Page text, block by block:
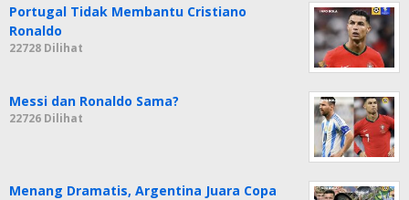
Portugal Tidak Membantu Cristiano
Ronaldo
22728 Dilihat
Messi dan Ronaldo Sama?
22726 Dilihat
Menang Dramatis, Argentina Juara Copa